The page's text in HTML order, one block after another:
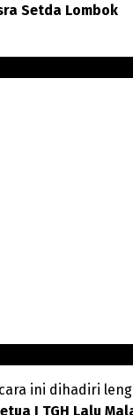
Setda Lombok
ini dihadiri
I TGH Lalu